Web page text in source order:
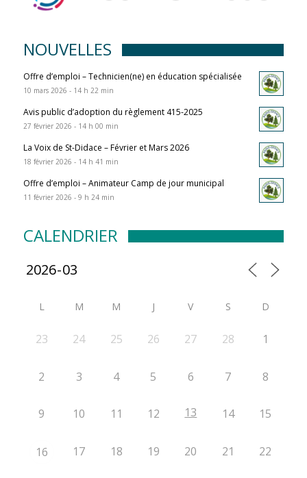
NOUVELLES
Offre d’emploi – Technicien(ne) en éducation spécialisée
10 mars 2026 - 14 h 22 min
Avis public d’adoption du règlement 415-2025
27 février 2026 - 14 h 00 min
La Voix de St-Didace – Février et Mars 2026
18 février 2026 - 14 h 41 min
Offre d’emploi – Animateur Camp de jour municipal
11 février 2026 - 9 h 24 min
CALENDRIER
L M M J V S D
23 24 25 26 27 28 1
2 3 4 5 6 7 8
9 10 11 12 13 14 15
16 17 18 19 20 21 22